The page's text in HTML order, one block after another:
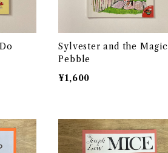
Sylvester and the Magic
Pebble
¥1,600